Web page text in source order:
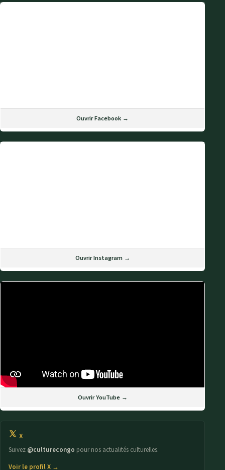
Ouvrir Facebook →
Ouvrir Instagram →
Ouvrir YouTube →
X
Suivez @culturecongo pour nos actualités culturelles.
Voir le profil X →